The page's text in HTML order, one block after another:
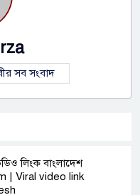
সব সংবাদ
লিংক বাংলাদেশ
| Viral video link